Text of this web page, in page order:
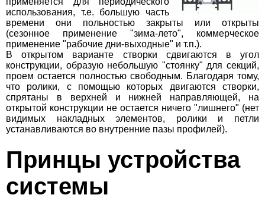
использования, т.е. большую часть
времени они польностью закрыты или открыты
(сезонное применение "зима-лето", коммерческое
применение "рабочие дни-выходные" и т.п.).
В открытом варианте створки сдвигаются в угол
конструкции, образую небольшую "стоянку" для секций,
проем остается полностью свободным. Благодаря тому,
что ролики, с помощью которых двигаются створки,
спрятаны в верхней и нижней направляющей, на
открытой конструкции не остается ничего "лишнего" (нет
видимых накладных элементов, ролики и петли
устанавливаются во внутренние пазы профилей).
Принцы устройства
системы